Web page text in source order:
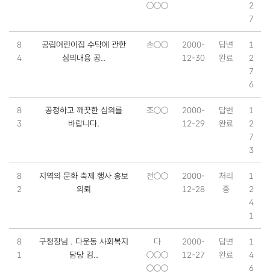
○○○
2
7
8
4
공립어린이집 수탁에 관한
심의내용 공..
손○○
2000-
12-30
답변
완료
1
2
7
6
8
3
공정하고 깨끗한 심의를
바랍니다.
조○○
2000-
12-29
답변
완료
1
2
7
3
8
2
지역의 문화 축제 행사 홍보
의뢰
전○○
2000-
12-28
처리
중
1
2
4
1
8
1
구청장님 . 다운동 사회복지
담당 김..
다
○○○
○○○
2000-
12-27
답변
완료
1
4
6